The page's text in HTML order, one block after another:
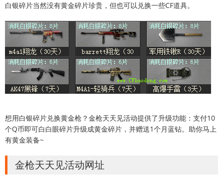
白银碎片当然没有黄金碎片珍贵，但也可以兑换一些CF道具。
想用白银碎片兑换黄金枪？金枪天天见活动提供了升级功能：支付10
个Q币即可白白眼碎片升级成黄金碎片，并赠送1个月蓝钻。助你马上
有黄金装备~
金枪天天见活动网址